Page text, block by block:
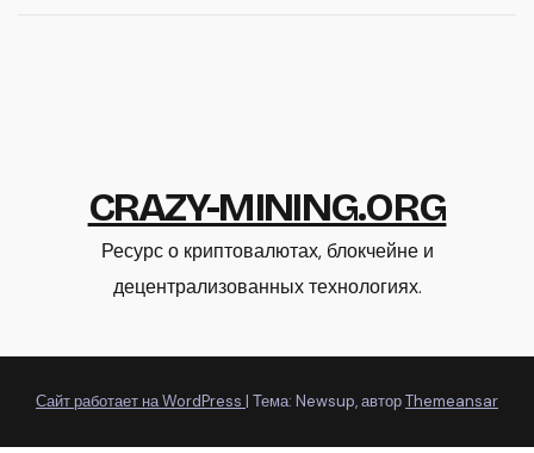
CRAZY-MINING.ORG
Ресурс о криптовалютах, блокчейне и
децентрализованных технологиях.
Сайт работает на WordPress | Тема: Newsup, авторThemeansar